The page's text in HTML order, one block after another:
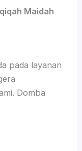
Maidah
pada layanan
Domba